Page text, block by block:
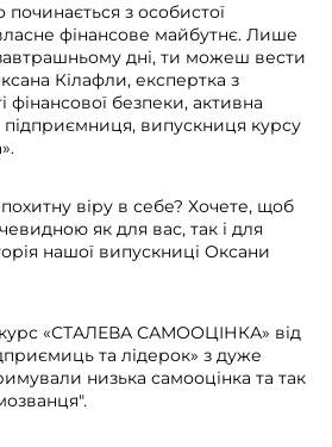
з особистої
власне фінансове майбутнє. Лише
дні, ти можеш вести
Кілафли, експертка з
фінансової безпеки, активна
підприємниця, випускниця курсу
віру в себе? Хочете, щоб
як для вас, так і для
нашої випускниці Оксани
«СТАЛЕВА САМООЦІНКА» від
та лідерок» з дуже
низька самооцінка та так